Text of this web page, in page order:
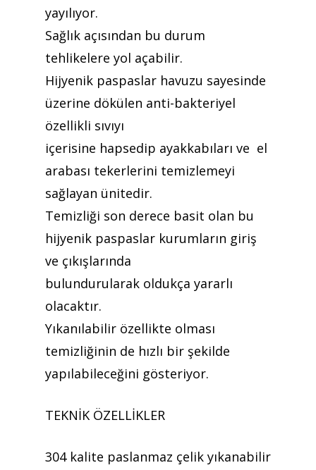
yayılıyor.
Sağlık açısından bu durum
tehlikelere yol açabilir.
Hijyenik paspaslar havuzu sayesinde
üzerine dökülen anti-bakteriyel
özellikli sıvıyı
içerisine hapsedip ayakkabıları ve el
arabası tekerlerini temizlemeyi
sağlayan ünitedir.
Temizliği son derece basit olan bu
hijyenik paspaslar kurumların giriş
ve çıkışlarında
bulundurularak oldukça yararlı
olacaktır.
Yıkanılabilir özellikte olması
temizliğinin de hızlı bir şekilde
yapılabileceğini gösteriyor.
TEKNİK ÖZELLİKLER
304 kalite paslanmaz çelik yıkanabilir
Anasayfa
Ürünler
Teklif Al